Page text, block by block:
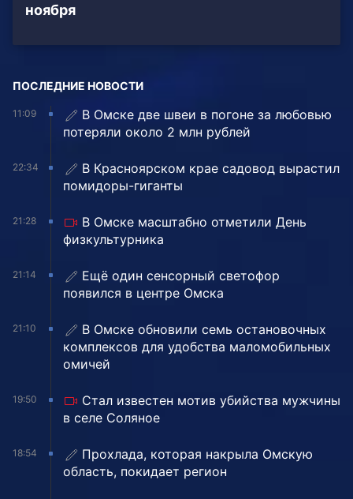
ноября
ПОСЛЕДНИЕ НОВОСТИ
11:09
В Омске две швеи в погоне за любовью
потеряли около 2 млн рублей
22:34
В Красноярском крае садовод вырастил
помидоры-гиганты
21:28
В Омске масштабно отметили День
физкультурника
21:14
Ещё один сенсорный светофор
появился в центре Омска
21:10
В Омске обновили семь остановочных
комплексов для удобства маломобильных
омичей
19:50
Стал известен мотив убийства мужчины
в селе Соляное
18:54
Прохлада, которая накрыла Омскую
область, покидает регион